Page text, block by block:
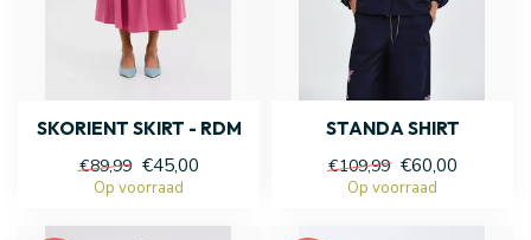
SKORIENT SKIRT - RDM
€89,99 €45,00
Op voorraad
STANDA SHIRT
€109,99 €60,00
Op voorraad